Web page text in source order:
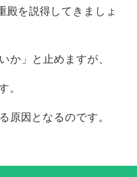
殿を説得してきましょ
か」と止めますが、
。
原因となるのです。